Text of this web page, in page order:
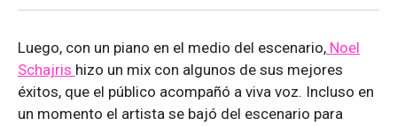
Luego, con un piano en el medio del escenario, Noel
Schajris hizo un mix con algunos de sus mejores
éxitos, que el público acompañó a viva voz. Incluso en
un momento el artista se bajó del escenario para